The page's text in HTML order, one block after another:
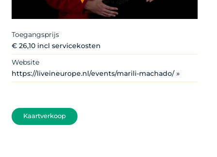
Toegangsprijs
€ 26,10 incl servicekosten
Website
https://liveineurope.nl/events/marili-machado/ »
Kaartverkoop